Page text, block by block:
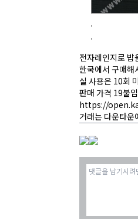
전자레인지로 밥
한국에서 구매해
실 사용은 10회
판매 가격 19불
https://
거래는 다운타운